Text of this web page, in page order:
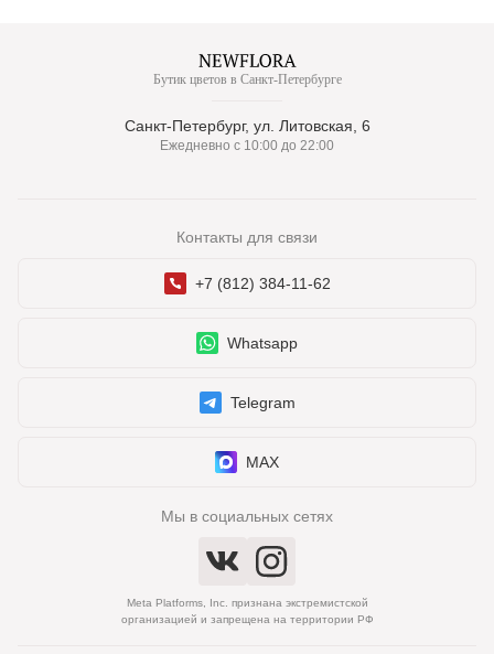
Бутик цветов в Санкт-Петербурге
Санкт-Петербург, ул. Литовская, 6
Ежедневно с 10:00 до 22:00
Контакты для связи
+7 (812) 384-11-62
Whatsapp
Telegram
MAX
Мы в социальных сетях
Meta Platforms, Inc. признана экстремистской
организацией и запрещена на территории РФ